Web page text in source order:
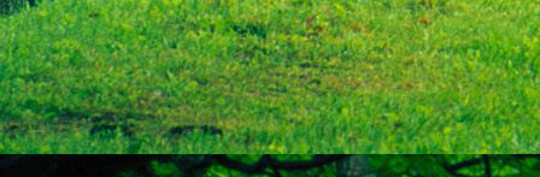
14. hét
Átadva magam az érzékek
Elveszítettem azt, ami saját lényem
S már úgy tűnt, hogy a gondolkodás
Kábulttá vált Énemet is magával
De ébresztőleg hatva rám az érzéki
A kozmikus gondolkodás is egyre